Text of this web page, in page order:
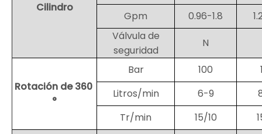
Cilindro
Gpm
0.96-1.8
Válvula de
seguridad
N
Rotación de 360 ​​
°
Bar 100
Litros/min
6-9
Tr/min
15/10